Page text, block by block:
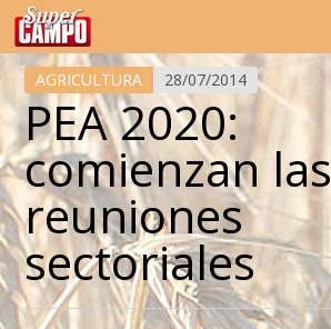
Temas de hoy
AGRICULTURA 28/07/2014
PEA 2020:
comienzan las
reuniones
sectoriales